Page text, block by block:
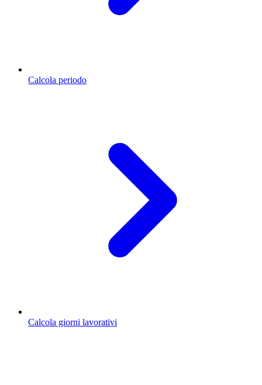
Calcola periodo
Calcola giorni lavorativi